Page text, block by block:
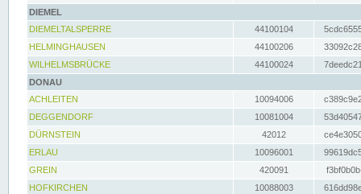
DIEMEL
DIEMELTALSPERRE
44100104
HELMINGHAUSEN
44100206
WILHELMSBRÜCKE
44100024
DONAU
ACHLEITEN
10094006
DEGGENDORF
10081004
DÜRNSTEIN
42012
ERLAU
10096001
GREIN
420091
HOFKIRCHEN
10088003